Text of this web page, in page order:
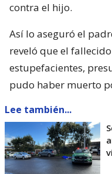
contra el hijo.
Así lo aseguró el
reveló que el
estupefacientes,
pudo haber muerto
Lee también...